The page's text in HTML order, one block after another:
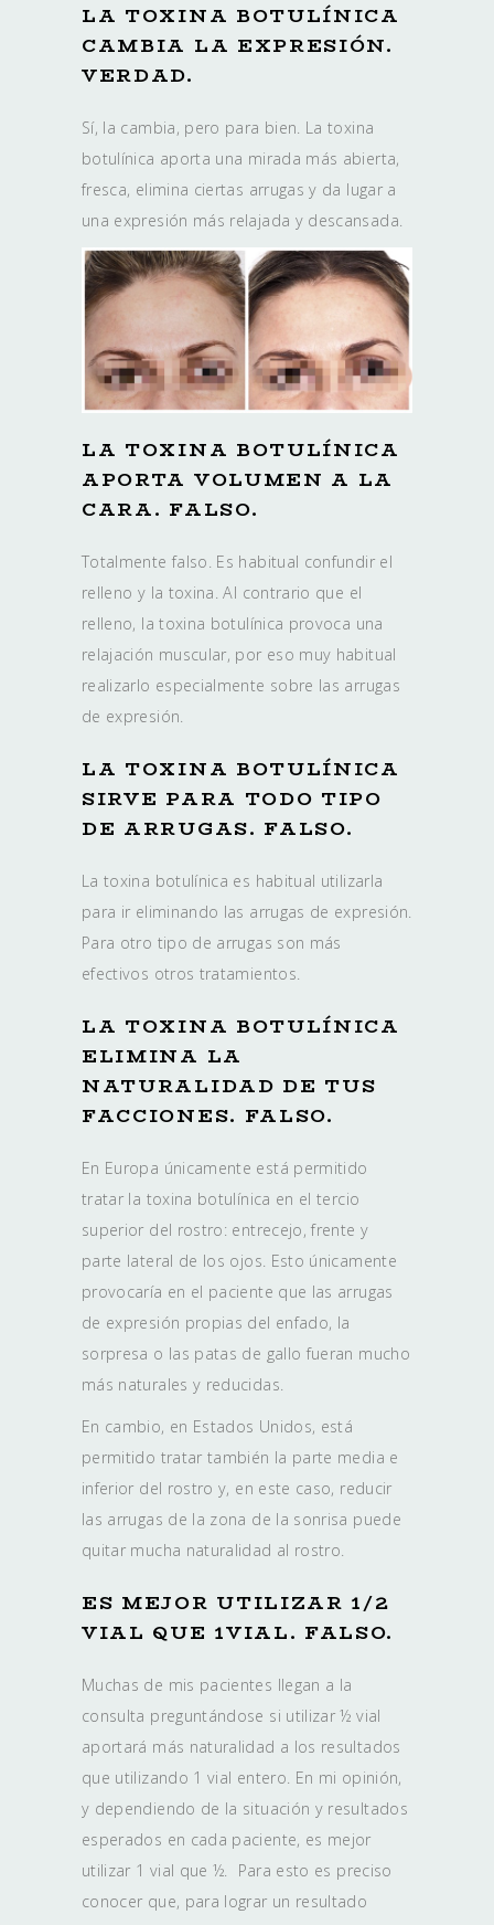
LA TOXINA BOTULÍNICA
CAMBIA LA EXPRESIÓN.
VERDAD.
Sí, la cambia, pero para bien. La toxina
botulínica aporta una mirada más abierta,
fresca, elimina ciertas arrugas y da lugar a
una expresión más relajada y descansada.
LA TOXINA BOTULÍNICA
APORTA VOLUMEN A LA
CARA. FALSO.
Totalmente falso. Es habitual confundir el
relleno y la toxina. Al contrario que el
relleno, la toxina botulínica provoca una
relajación muscular, por eso muy habitual
realizarlo especialmente sobre las arrugas
de expresión.
LA TOXINA BOTULÍNICA
SIRVE PARA TODO TIPO
DE ARRUGAS. FALSO.
La toxina botulínica es habitual utilizarla
para ir eliminando las arrugas de expresión.
Para otro tipo de arrugas son más
efectivos otros tratamientos.
LA TOXINA BOTULÍNICA
ELIMINA LA
NATURALIDAD DE TUS
FACCIONES. FALSO.
En Europa únicamente está permitido
tratar la toxina botulínica en el tercio
superior del rostro: entrecejo, frente y
parte lateral de los ojos. Esto únicamente
provocaría en el paciente que las arrugas
de expresión propias del enfado, la
sorpresa o las patas de gallo fueran mucho
más naturales y reducidas.
En cambio, en Estados Unidos, está
permitido tratar también la parte media e
inferior del rostro y, en este caso, reducir
las arrugas de la zona de la sonrisa puede
quitar mucha naturalidad al rostro.
ES MEJOR UTILIZAR 1/2
VIAL QUE 1VIAL. FALSO.
Muchas de mis pacientes llegan a la
consulta preguntándose si utilizar ½ vial
aportará más naturalidad a los resultados
que utilizando 1 vial entero. En mi opinión,
y dependiendo de la situación y resultados
esperados en cada paciente, es mejor
utilizar 1 vial que ½. Para esto es preciso
conocer que, para lograr un resultado